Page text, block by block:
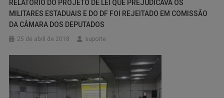
RELATÓRIO DO PROJETO DE LEI QUE PREJUDICAVA OS
MILITARES ESTADUAIS E DO DF FOI REJEITADO EM COMISSÃO
DA CÂMARA DOS DEPUTADOS
25 de abril de 2018 suporte